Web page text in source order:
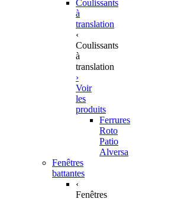
Coulissants
à
translation
‹
Coulissants
à
translation
›
Voir
les
produits
Ferrures
Roto
Patio
Alversa
Fenêtres
battantes
‹
Fenêtres